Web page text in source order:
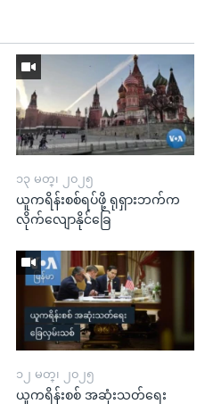
၁၃ မတ္၊ ၂၀၂၅
ယူကရိန်းစစ်ရပ်ဖို့ ရုရှားဘက်က
လိုက်လျောနိုင်ခြေ
၁၂ မတ္၊ ၂၀၂၅
ယူကရိန်းစစ် အဆုံးသတ်ရေး